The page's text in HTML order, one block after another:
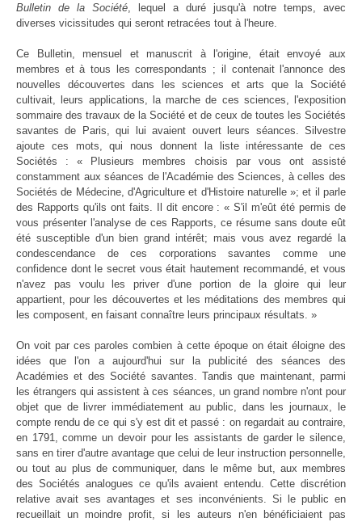
Bulletin de la Société , lequel a duré jusqu'à notre temps, avec
diverses vicissitudes qui seront retracées tout à l'heure.
Ce Bulletin, mensuel et manuscrit à l'origine, était envoyé aux
membres et à tous les correspondants ; il contenait l'annonce des
nouvelles découvertes dans les sciences et arts que la Société
cultivait, leurs applications, la marche de ces sciences, l'exposition
sommaire des travaux de la Société et de ceux de toutes les Sociétés
savantes de Paris, qui lui avaient ouvert leurs séances. Silvestre
ajoute ces mots, qui nous donnent la liste intéressante de ces
Sociétés : « Plusieurs membres choisis par vous ont assisté
constamment aux séances de l'Académie des Sciences, à celles des
Sociétés de Médecine, d'Agriculture et d'Histoire naturelle »; et il parle
des Rapports qu'ils ont faits. Il dit encore : « S'il m'eût été permis de
vous présenter l'analyse de ces Rapports, ce résume sans doute eût
été susceptible d'un bien grand intérêt; mais vous avez regardé la
condescendance de ces corporations savantes comme une
confidence dont le secret vous était hautement recommandé, et vous
n'avez pas voulu les priver d'une portion de la gloire qui leur
appartient, pour les découvertes et les méditations des membres qui
les composent, en faisant connaître leurs principaux résultats. »
On voit par ces paroles combien à cette époque on était éloigne des
idées que l'on a aujourd'hui sur la publicité des séances des
Académies et des Société savantes. Tandis que maintenant, parmi
les étrangers qui assistent à ces séances, un grand nombre n'ont pour
objet que de livrer immédiatement au public, dans les journaux, le
compte rendu de ce qui s'y est dit et passé : on regardait au contraire,
en 1791, comme un devoir pour les assistants de garder le silence,
sans en tirer d'autre avantage que celui de leur instruction personnelle,
ou tout au plus de communiquer, dans le même but, aux membres
des Sociétés analogues ce qu'ils avaient entendu. Cette discrétion
relative avait ses avantages et ses inconvénients. Si le public en
recueillait un moindre profit, si les auteurs n'en bénéficiaient pas